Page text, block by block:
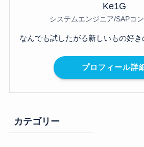
Ke1G
システムエンジニア/SAPコ
なんでも試したがる新しいもの好
プロフィール詳
カテゴリー